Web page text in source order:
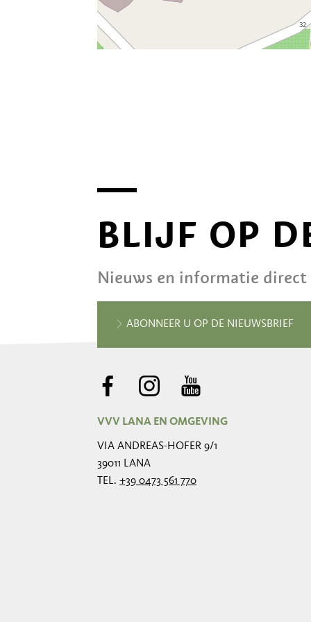
BLIJF OP
Nieuws en informatie
ABONNEER U OP DE NIEUWSBRIEF
VVV LANA EN OMGEVING
VIA ANDREAS-HOFER 9/1
39011 LANA
TEL. +39 0473 561 770